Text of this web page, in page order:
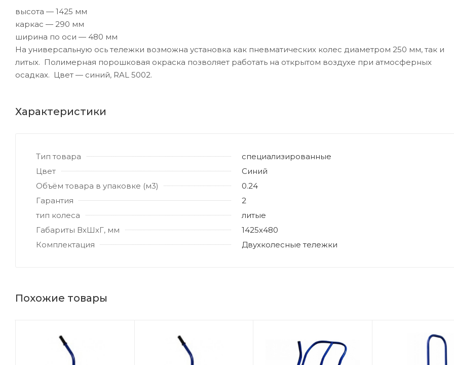
высота — 1425 мм
каркас — 290 мм
ширина по оси — 480 мм
На универсальную ось тележки возможна установка как пневматических колес диаметром 250 мм, так и
литых. Полимерная порошковая окраска позволяет работать на открытом воздухе при атмосферных
осадках. Цвет — синий, RAL 5002.
Характеристики
Тип товара
специализированные
Цвет
Синий
Объём товара в упаковке (м3)
0.24
Гарантия
2
тип колеса
литые
Габариты ВхШхГ, мм
1425х480
Комплектация
Двухколесные тележки
Похожие товары